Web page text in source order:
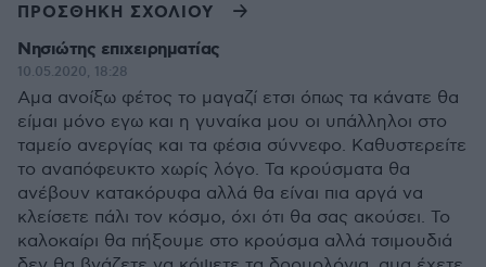
ΠΡΟΣΘΗΚΗ ΣΧΟΛΙΟΥ
Νησιώτης επιχειρηματίας
10.05.2020, 18:28
Αμα ανοίξω φέτος το μαγαζί ετσι όπως τα κάνατε θα
είμαι μόνο εγω και η γυναίκα μου οι υπάλληλοι στο
ταμείο ανεργίας και τα φέσια σύννεφο. Καθυστερείτε
το αναπόφευκτο χωρίς λόγο. Τα κρούσματα θα
ανέβουν κατακόρυφα αλλά θα είναι πια αργά να
κλείσετε πάλι τον κόσμο, όχι ότι θα σας ακούσει. Το
καλοκαίρι θα πήξουμε στο κρούσμα αλλά τσιμουδιά